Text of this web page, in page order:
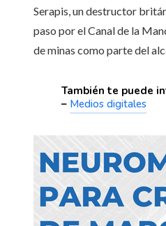
Serapis, un destructor
paso por el Canal de la
de minas como parte del
También te puede
– Medios digitales